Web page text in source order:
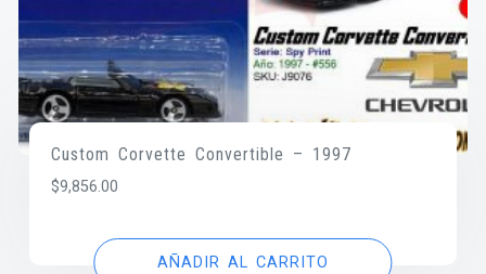
Custom Corvette Convertible – 1997
$9,856.00
AÑADIR AL CARRITO